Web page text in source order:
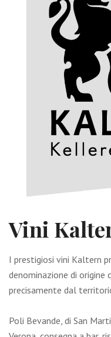
Vini
I prestigiosi vini Kaltern
denominazione di
precisamente dal
Poli Bevande, di San